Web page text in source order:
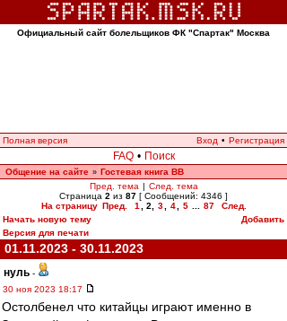
Официальный сайт болельщиков ФК "Спартак" Москва
Полная версия Вход • Регистрация
FAQ • Поиск
Общение на сайте » Гостевая книга ВВ
Пред. тема | След. тема
Страница 2 из 87 [ Сообщений: 4346 ]
На страницу Пред. 1 2 3 4 5 87
След.
Начать новую тему
Добавить
Версия для печати
01.11.2023 - 30.11.2023
нуль -
30 ноя 2023 18:17
Остолбенел что китайцы играют именно в